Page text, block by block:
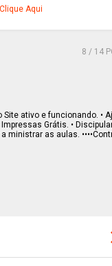
Clique Aqui
8 / 14
Site ativo e funcionando. •
Grátis. •
ministrar as aulas.